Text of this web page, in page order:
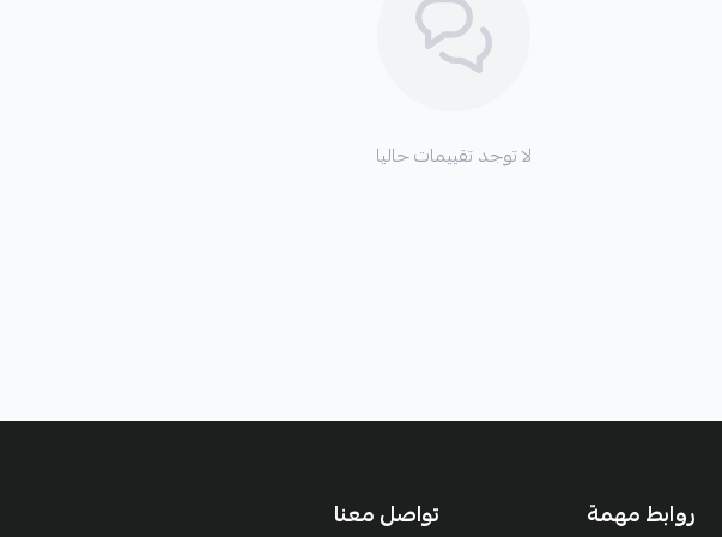
لا توجد تقييمات حاليا
روابط مهمة تواصل معنا